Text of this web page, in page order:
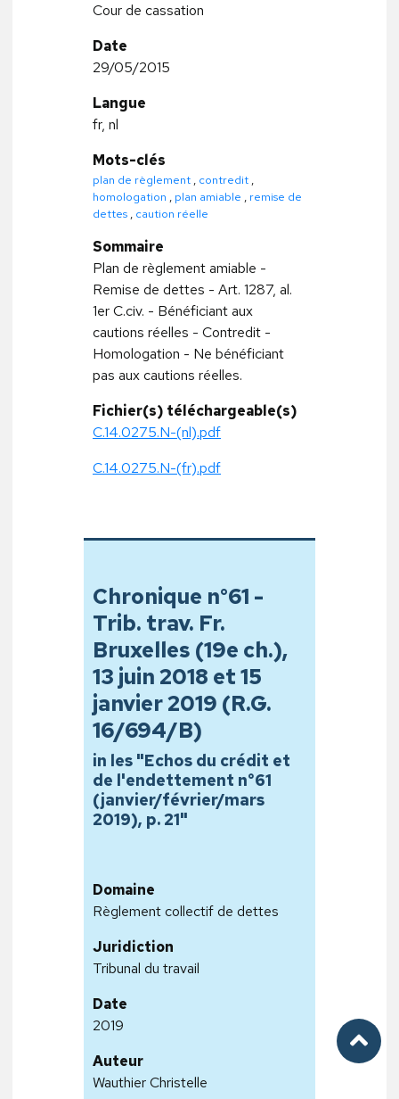
Cour de cassation
Date
29/05/2015
Langue
fr, nl
Mots-clés
plan de règlement , contredit ,
homologation , plan amiable , remise de
dettes , caution réelle
Sommaire
Plan de règlement amiable -
Remise de dettes - Art. 1287, al.
1er C.civ. - Bénéficiant aux
cautions réelles - Contredit -
Homologation - Ne bénéficiant
pas aux cautions réelles.
Fichier(s) téléchargeable(s)
C.14.0275.N-(nl).pdf
C.14.0275.N-(fr).pdf
Chronique n°61 -
Trib. trav. Fr.
Bruxelles (19e ch.),
13 juin 2018 et 15
janvier 2019 (R.G.
16/694/B)
in les "Echos du crédit et
de l'endettement n°61
(janvier/février/mars
2019), p. 21"
Domaine
Règlement collectif de dettes
Juridiction
Tribunal du travail
Date
2019
Auteur
Wauthier Christelle